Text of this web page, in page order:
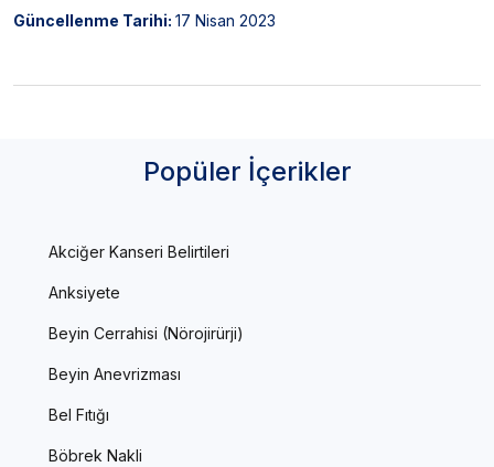
Güncellenme Tarihi: 17 Nisan 2023
Popüler İçerikler
Akciğer Kanseri Belirtileri
Anksiyete
Beyin Cerrahisi (Nörojirürji)
Beyin Anevrizması
Bel Fıtığı
Böbrek Nakli